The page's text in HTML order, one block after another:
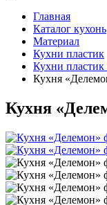
Главная
Каталог кухонь
Материал
Кухни пластик
Кухни пластик
Кухня
Кухня